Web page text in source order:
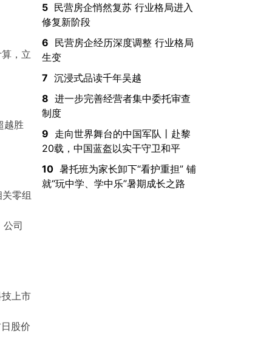
，立
越胜
零组
司
上市
股价
5 民营房企悄然复苏 行业格局进入
修复新阶段
6 民营房企经历深度调整 行业格局
生变
7 沉浸式品读千年吴越
8 进一步完善经营者集中委托审查
制度
9 走向世界舞台的中国军队丨赴黎
20载，中国蓝盔以实干守卫和平
10 暑托班为家长卸下“看护重担” 铺
就“玩中学、学中乐”暑期成长之路